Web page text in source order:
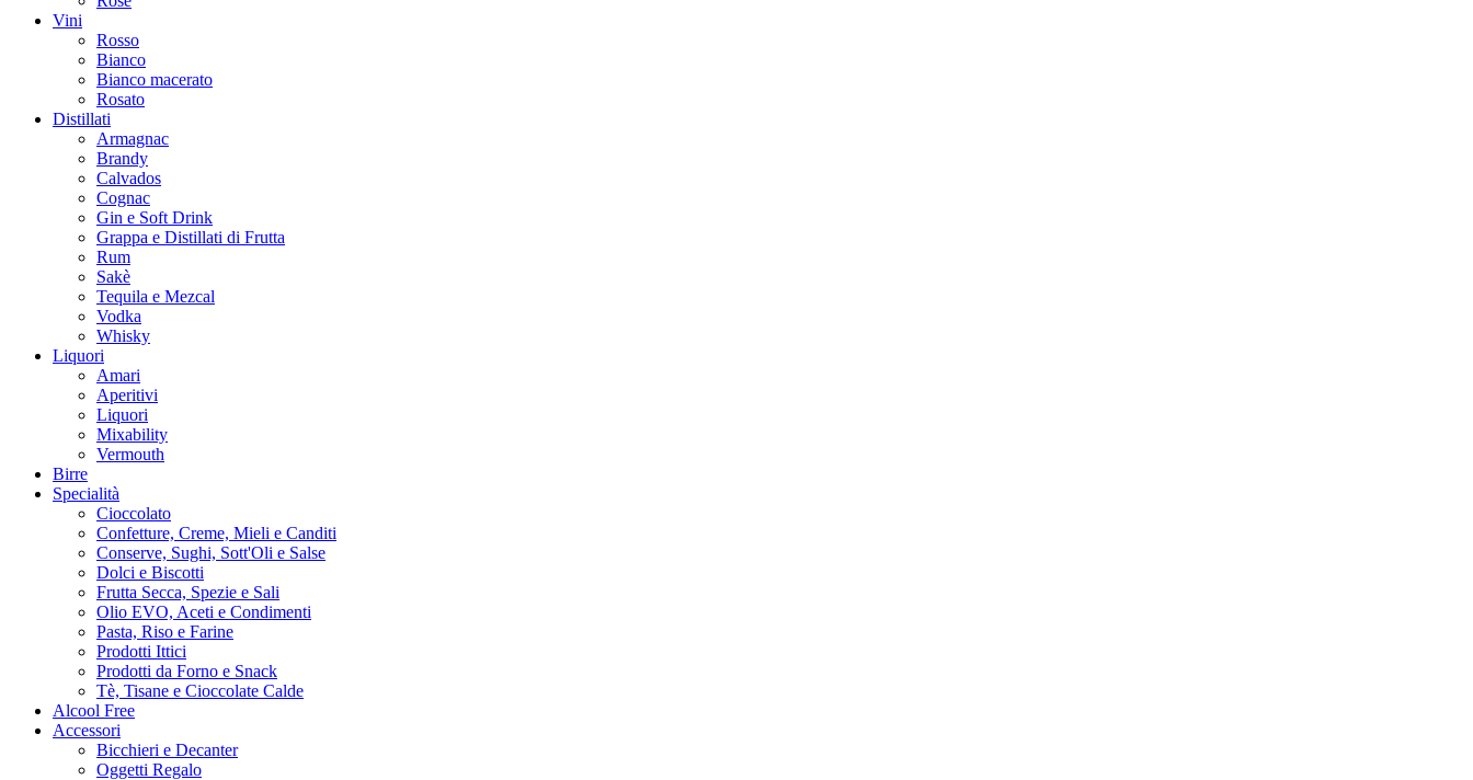
Vini
Rosso
Bianco
Bianco macerato
Rosato
Distillati
Armagnac
Brandy
Calvados
Cognac
Gin e Soft Drink
Grappa e Distillati di Frutta
Rum
Sakè
Tequila e Mezcal
Vodka
Whisky
Liquori
Amari
Aperitivi
Liquori
Mixability
Vermouth
Birre
Specialità
Cioccolato
Confetture, Creme, Mieli e Canditi
Conserve, Sughi, Sott'Oli e Salse
Dolci e Biscotti
Frutta Secca, Spezie e Sali
Olio EVO, Aceti e Condimenti
Pasta, Riso e Farine
Prodotti Ittici
Prodotti da Forno e Snack
Tè, Tisane e Cioccolate Calde
Alcool Free
Accessori
Bicchieri e Decanter
Oggetti Regalo